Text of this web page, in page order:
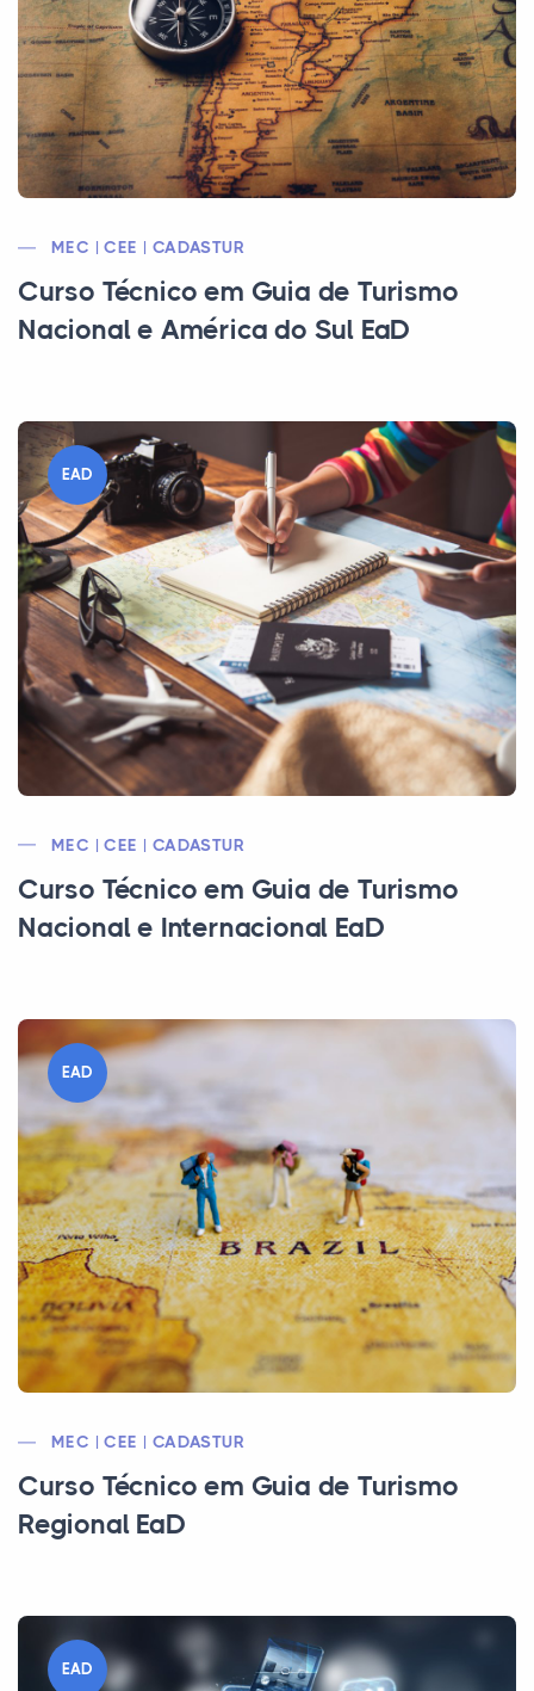
MEC | CEE | CADASTUR
Curso Técnico em Guia de Turismo
Nacional e América do Sul EaD
EAD
MEC | CEE | CADASTUR
Curso Técnico em Guia de Turismo
Nacional e Internacional EaD
EAD
MEC | CEE | CADASTUR
Curso Técnico em Guia de Turismo
Regional EaD
EAD